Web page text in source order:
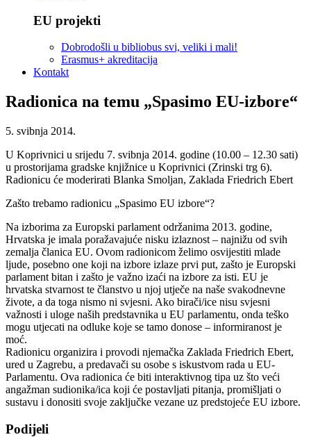
EU projekti
Dobrodošli u bibliobus svi, veliki i mali!
Erasmus+ akreditacija
Kontakt
Radionica na temu „Spasimo EU-izbore“
5. svibnja 2014.
U Koprivnici u srijedu 7. svibnja 2014. godine (10.00 – 12.30 sati)
u prostorijama gradske knjižnice u Koprivnici (Zrinski trg 6).
Radionicu će moderirati Blanka Smoljan, Zaklada Friedrich Ebert
Zašto trebamo radionicu „Spasimo EU izbore“?
Na izborima za Europski parlament održanima 2013. godine,
Hrvatska je imala poražavajuće nisku izlaznost – najnižu od svih
zemalja članica EU. Ovom radionicom želimo osvijestiti mlade
ljude, posebno one koji na izbore izlaze prvi put, zašto je Europski
parlament bitan i zašto je važno izaći na izbore za isti. EU je
hrvatska stvarnost te članstvo u njoj utječe na naše svakodnevne
živote, a da toga nismo ni svjesni. Ako birači/ice nisu svjesni
važnosti i uloge naših predstavnika u EU parlamentu, onda teško
mogu utjecati na odluke koje se tamo donose – informiranost je
moć.
Radionicu organizira i provodi njemačka Zaklada Friedrich Ebert,
ured u Zagrebu, a predavači su osobe s iskustvom rada u EU-
Parlamentu. Ova radionica će biti interaktivnog tipa uz što veći
angažman sudionika/ica koji će postavljati pitanja, promišljati o
sustavu i donositi svoje zaključke vezane uz predstojeće EU izbore.
Podijeli